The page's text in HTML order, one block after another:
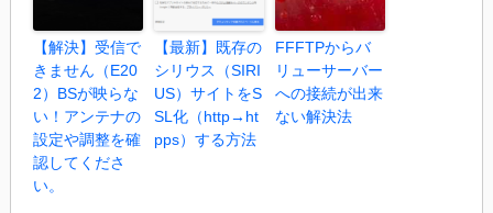
【解決】受信で
きません（E20
2）BSが映らな
い！アンテナの
設定や調整を確
認してくださ
い。
【最新】既存の
シリウス（SIRI
US）サイトをS
SL化（http→ht
pps）する方法
FFFTPからバ
リューサーバー
への接続が出来
ない解決法